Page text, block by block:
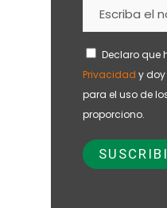
Declaro que
Privacidad y
para el uso de
proporciono.